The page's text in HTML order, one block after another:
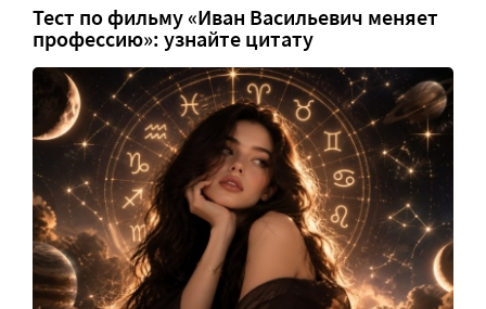
Тест по фильму «Иван Васильевич меняет
профессию»: узнайте цитату